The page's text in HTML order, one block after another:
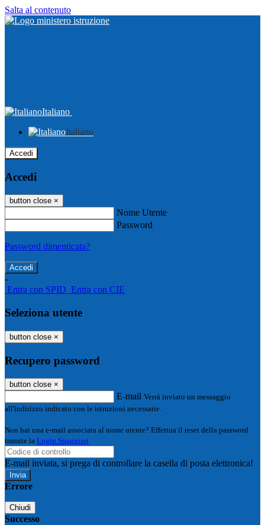
Salta al contenuto
Italiano
Italiano
Accedi
Accedi
button close ×
Nome Utente
Password
Password dimenticata?
-
Entra con SPID Entra con CIE
Seleziona utente
button close ×
Recupero password
button close ×
E-mail Verrà inviato un messaggio
all'indirizzo indicato con le istruzioni necessarie.
Non hai una e-mail associata al nome utente? Effettua il reset della password
tramite la Login Spaggiari
E-mail inviata, si prega di controllare la casella di posta elettronica!
Errore
Chiudi
Successo